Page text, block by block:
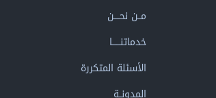
مــن نحــــن
خدماتنــــــا
الأسئلة المتكررة
المدونــة